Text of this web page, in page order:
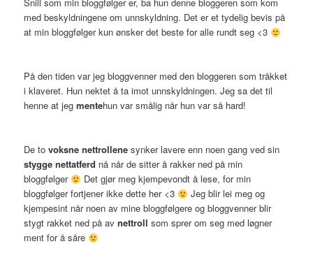
Snill som min bloggfølger er, ba hun denne bloggeren som kom
med beskyldningene om unnskyldning. Det er et tydelig bevis på
at min bloggfølger kun ønsker det beste for alle rundt seg <3
På den tiden var jeg bloggvenner med den bloggeren som tråkket
i klaveret. Hun nektet å ta imot unnskyldningen. Jeg sa det til
henne at jegmentehun var smålig når hun var så hard!
De tovoksne nettrollene synker lavere enn noen gang ved sin
stygge nettatferd nå når de sitter å rakker ned på min
bloggfølger
Det gjør meg kjempevondt å lese, for min
bloggfølger fortjener ikke dette her <3
Jeg blir lei meg og
kjempesint når noen av mine bloggfølgere og bloggvenner blir
stygt rakket ned på avnettroll som sprer om seg med løgner
ment for å såre